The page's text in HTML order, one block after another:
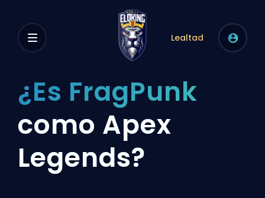
Lealtad
¿Es FragPunk
como Apex
Legends?